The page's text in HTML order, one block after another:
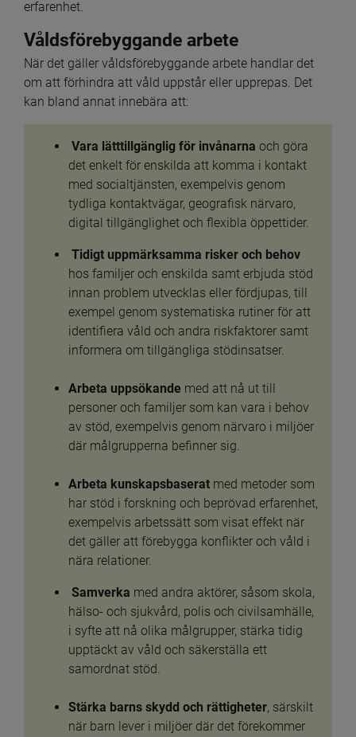
erfarenhet.
Våldsförebyggande arbete
När det gäller våldsförebyggande arbete handlar det
om att förhindra att våld uppstår eller upprepas. Det
kan bland annat innebära att:
Vara lätttillgänglig för invånarna och göra
det enkelt för enskilda att komma i kontakt
med socialtjänsten, exempelvis genom
tydliga kontaktvägar, geografisk närvaro,
digital tillgänglighet och flexibla öppettider.
Tidigt uppmärksamma risker och behov
hos familjer och enskilda samt erbjuda stöd
innan problem utvecklas eller fördjupas, till
exempel genom systematiska rutiner för att
identifiera våld och andra riskfaktorer samt
informera om tillgängliga stödinsatser.
Arbeta uppsökande med att nå ut till
personer och familjer som kan vara i behov
av stöd, exempelvis genom närvaro i miljöer
där målgrupperna befinner sig.
Arbeta kunskapsbaserat med metoder som
har stöd i forskning och beprövad erfarenhet,
exempelvis arbetssätt som visat effekt när
det gäller att förebygga konflikter och våld i
nära relationer.
Samverka med andra aktörer, såsom skola,
hälso- och sjukvård, polis och civilsamhälle,
i syfte att nå olika målgrupper, stärka tidig
upptäckt av våld och säkerställa ett
samordnat stöd.
Stärka barns skydd och rättigheter, särskilt
när barn lever i miljöer där det förekommer